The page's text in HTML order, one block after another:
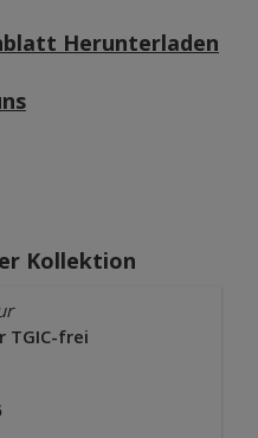
Herunterladen
Kollektion
TGIC-frei